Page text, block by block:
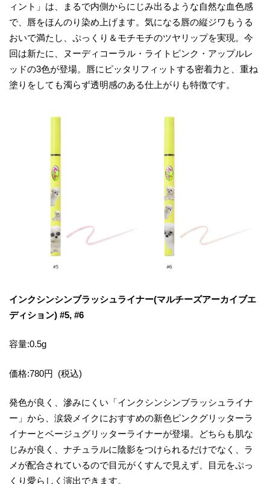
ィント」は、まるで内側からにじみ出るような自然な血色感
で、唇をほんのり染め上げます。気になる唇の縦ジワもうる
おいで満たし、ぷっくり＆モチモチのツヤリップを実現。今
回は新たに、ヌーディコーラル・ライトピンク・アップルレ
ッドの3色が登場。唇にピッタリフィットする密着力と、重ね
塗りをしても濁らず透明感のある仕上がりも特徴です。
インクシンシンブラッシュライナー(マルチーズアーカイブエ
ディション) #5, #6
容量:0.5g
価格:780円 (税込)
発色が良く、滲みにくい「インクシンシンブラッシュライナ
ー」から、涙袋メイクにおすすめの新色ピンクグリッターラ
イナーとベージュグリッターライナーが登場。どちらも肌な
じみが良く、ナチュラルに陰影をつけられるだけでなく、ラ
メが配合されているので目元がくすんで見えず、目元をぷっ
くり愛らしく演出できます。